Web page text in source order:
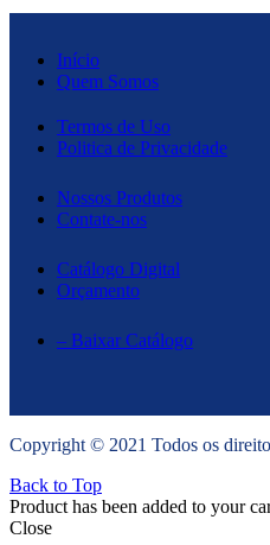
Início
Quem Somos
Termos de Uso
Politica de Privacidade
Nossos Produtos
Contate-nos
Catálogo Digital
Orçamento
– Baixar Catálogo
Copyright © 2021 Todos os
Back to Top
Product has been added to your
Close